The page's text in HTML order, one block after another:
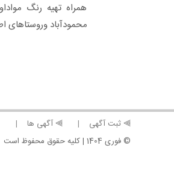
همراه تهیه رنگ
محمودآباد وروستاهای
⫸ ثبت آگهی ⫸ آگهی ها
© فوری 1404 | کلیه حقوق محفوظ است